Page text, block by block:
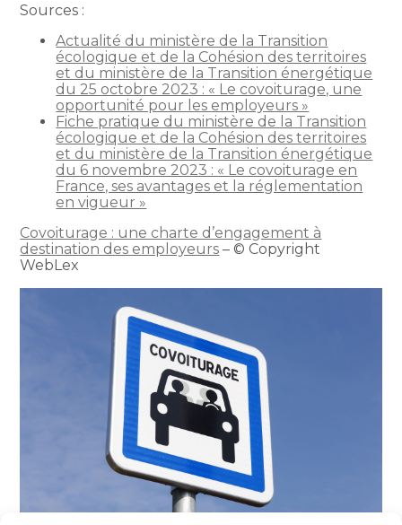
Sources :
Actualité du ministère de la Transition
écologique et de la Cohésion des territoires
et du ministère de la Transition énergétique
du 25 octobre 2023 : « Le covoiturage, une
opportunité pour les employeurs »
Fiche pratique du ministère de la Transition
écologique et de la Cohésion des territoires
et du ministère de la Transition énergétique
du 6 novembre 2023 : « Le covoiturage en
France, ses avantages et la réglementation
en vigueur »
Covoiturage : une charte d’engagement à
destination des employeurs – © Copyright
WebLex